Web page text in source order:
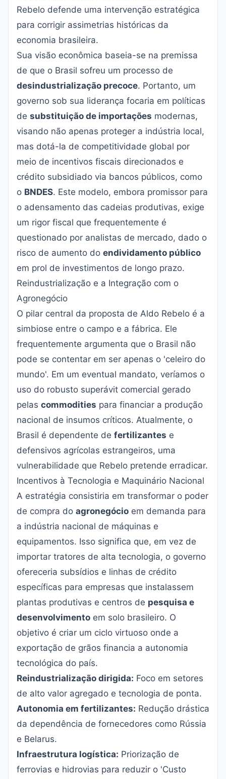
Rebelo defende uma intervenção estratégica
para corrigir assimetrias históricas da
economia brasileira.
Sua visão econômica baseia-se na premissa
de que o Brasil sofreu um processo de
desindustrialização precoce. Portanto, um
governo sob sua liderança focaria em políticas
de substituição de importações modernas,
visando não apenas proteger a indústria local,
mas dotá-la de competitividade global por
meio de incentivos fiscais direcionados e
crédito subsidiado via bancos públicos, como
o BNDES. Este modelo, embora promissor para
o adensamento das cadeias produtivas, exige
um rigor fiscal que frequentemente é
questionado por analistas de mercado, dado o
risco de aumento do endividamento público
em prol de investimentos de longo prazo.
Reindustrialização e a Integração com o
Agronegócio
O pilar central da proposta de Aldo Rebelo é a
simbiose entre o campo e a fábrica. Ele
frequentemente argumenta que o Brasil não
pode se contentar em ser apenas o 'celeiro do
mundo'. Em um eventual mandato, veríamos o
uso do robusto superávit comercial gerado
pelas commodities para financiar a produção
nacional de insumos críticos. Atualmente, o
Brasil é dependente de fertilizantes e
defensivos agrícolas estrangeiros, uma
vulnerabilidade que Rebelo pretende erradicar.
Incentivos à Tecnologia e Maquinário Nacional
A estratégia consistiria em transformar o poder
de compra do agronegócio em demanda para
a indústria nacional de máquinas e
equipamentos. Isso significa que, em vez de
importar tratores de alta tecnologia, o governo
ofereceria subsídios e linhas de crédito
específicas para empresas que instalassem
plantas produtivas e centros de pesquisa e
desenvolvimento em solo brasileiro. O
objetivo é criar um ciclo virtuoso onde a
exportação de grãos financia a autonomia
tecnológica do país.
Reindustrialização dirigida: Foco em setores
de alto valor agregado e tecnologia de ponta.
Autonomia em fertilizantes: Redução drástica
da dependência de fornecedores como Rússia
e Belarus.
Infraestrutura logística: Priorização de
ferrovias e hidrovias para reduzir o 'Custo